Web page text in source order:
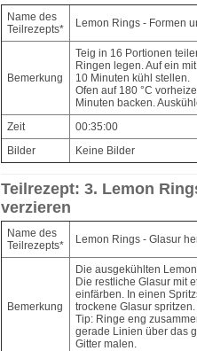
Name des
Teilrezepts*
Lemon Rings - Formen
Bemerkung
Teig in 16 Portionen
Ringen legen. Auf ein
10 Minuten kühl stellen.
Ofen auf 180 °C
Minuten backen.
Zeit
00:35:00
Bilder
Keine Bilder
Teilrezept: 3. Lemon
verzieren
Name des
Teilrezepts*
Lemon Rings - Glasur
Bemerkung
Die ausgekühlten
Die restliche Glasur mit
einfärben. In einen
trockene Glasur spritzen.
Tip: Ringe eng
gerade Linien über das
Gitter malen.